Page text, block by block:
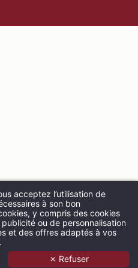
ARRIVÉE
acceptez l’utilisation de
à son bon
y compris des cookies
ou de personnalisation
et des offres adaptés à vos
✗ Refuser